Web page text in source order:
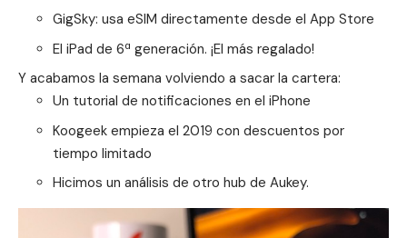
GigSky: usa eSIM directamente desde el App Store
El iPad de 6ª generación. ¡El más regalado!
Y acabamos la semana volviendo a sacar la cartera:
Un tutorial de notificaciones en el iPhone
Koogeek empieza el 2019 con descuentos por
tiempo limitado
Hicimos un análisis de otro hub de Aukey.